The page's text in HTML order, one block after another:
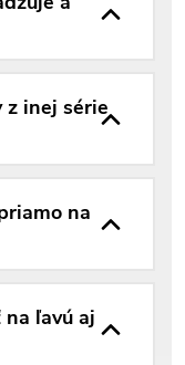
z inej série
na
ľavú aj